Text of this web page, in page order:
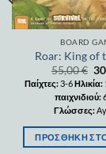
BOARD
Roar: King of
55,00€
Παίχτες:3-6Ηλικία:
παιχνιδιού:
Γλώσσες:
ΠΡΟΣΘΉΚΗ